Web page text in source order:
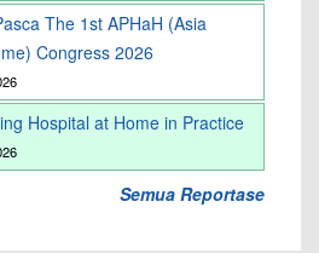
The 1st APHaH (Asia
Congress 2026
Hospital at Home in Practice
Semua Reportase